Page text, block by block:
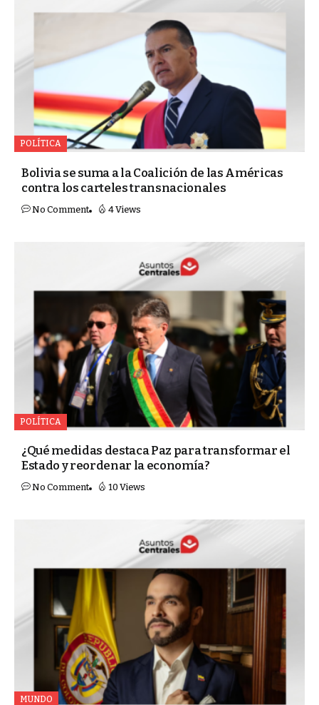
POLÍTICA
Bolivia se suma a la Coalición de las Américas
contra los carteles transnacionales
No Comment 4 Views
POLÍTICA
¿Qué medidas destaca Paz para transformar el
Estado y reordenar la economía?
No Comment 10 Views
MUNDO